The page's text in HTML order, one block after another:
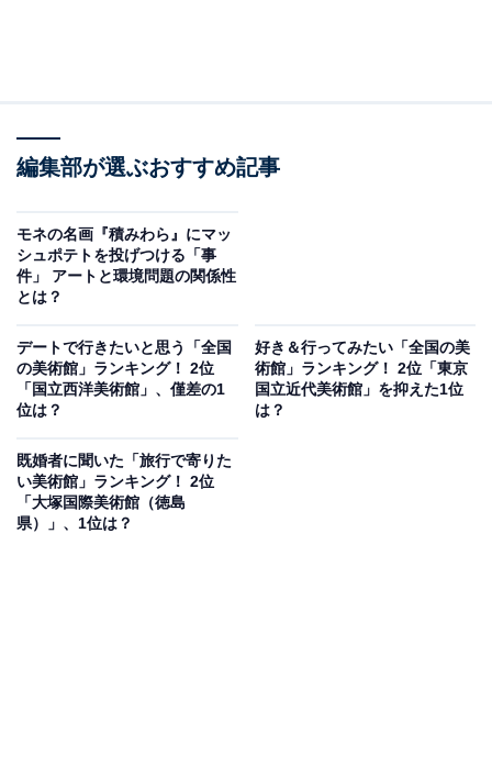
編集部が選ぶおすすめ記事
モネの名画『積みわら』にマッ
シュポテトを投げつける「事
件」 アートと環境問題の関係性
とは？
デートで行きたいと思う「全国
の美術館」ランキング！ 2位
「国立西洋美術館」、僅差の1
位は？
好き＆行ってみたい「全国の美
術館」ランキング！ 2位「東京
国立近代美術館」を抑えた1位
は？
既婚者に聞いた「旅行で寄りた
い美術館」ランキング！ 2位
「大塚国際美術館（徳島
県）」、1位は？